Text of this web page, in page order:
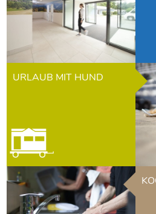
URLAUB MIT HUND